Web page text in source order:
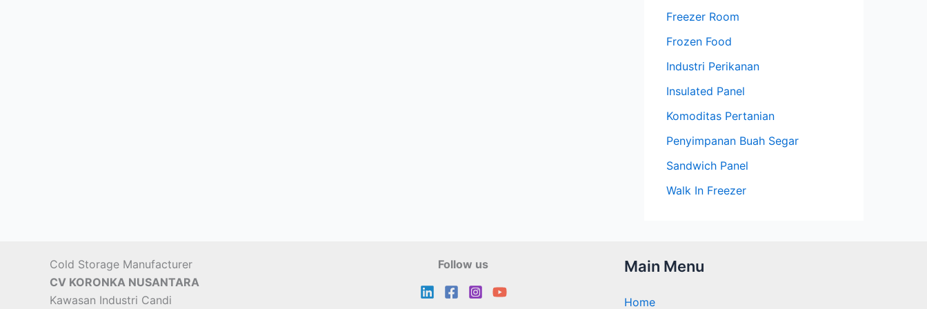
Freezer Room
Frozen Food
Industri Perikanan
Insulated Panel
Komoditas Pertanian
Penyimpanan Buah Segar
Sandwich Panel
Walk In Freezer
Cold Storage Manufacturer
CV KORONKA NUSANTARA
Kawasan Industri Candi
Follow us Main Menu
Home